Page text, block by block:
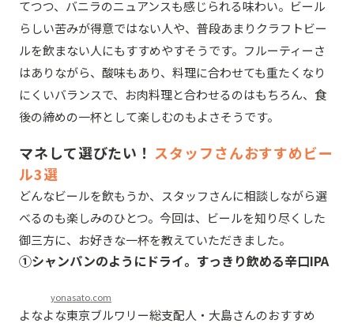
てつつ、バニラのニュアンスも感じられる味わい。ビール
らしい苦みが得意ではない人や、普段あまりクラフトビー
ルを飲まない人にもすすめやすそうです。フルーティーさ
はありながら、酸味もあり、料理に合わせても重たくなり
にくいバランスで、お肉料理と合わせるのはもちろん、食
後の締めの一杯として楽しむのもよさそうです。
マネして選びたい！ スタッフさんおすすめビー
ル3選
どんなビールを飲もうか、スタッフさんに相談しながら選
べるのも楽しみのひとつ。今回は、ビールを知り尽くした
御三方に、お好きな一杯を教えていただきました。
①シャンパンのようにドライ。すっきり飲める辛口IPA
yonasato.com
よなよな東京ブルワリー総支配人・大島さんのおすすめ